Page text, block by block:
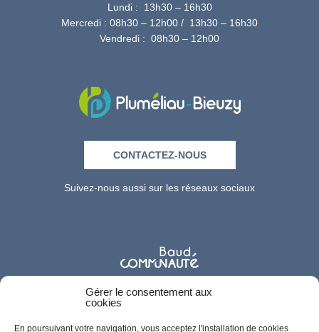
Gérer le consentement aux
cookies
En poursuivant votre navigation, vous acceptez l'installation de cookies
Lundi : 13h30 – 16h30
Mercredi : 08h30 – 12h00 / 13h30 – 16h30
Vendredi : 08h30 – 12h00
CONTACTEZ-NOUS
Suivez-nous aussi sur les réseaux sociaux